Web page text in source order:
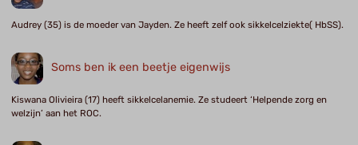
Audrey (35) is de moeder van Jayden. Ze heeft zelf ook sikkelcelziekte( HbSS).
Soms ben ik een beetje eigenwijs
Kiswana Olivieira (17) heeft sikkelcelanemie. Ze studeert ‘Helpende zorg en
welzijn’ aan het ROC.